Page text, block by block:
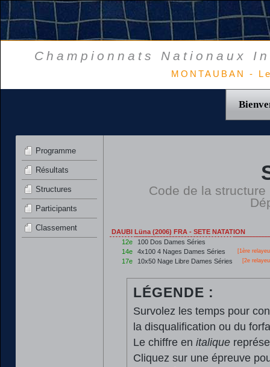
Championnats Nationaux
MONTAUBAN -
Programme
Résultats
Structures
Participants
Classement
Code de la
DAUBI Lüna (2006) FRA - SETE NATATION
12e
100 Dos Dames Séries
14e
4x100 4 Nages Dames Séries [1ère
17e 10x50 Nage Libre Dames Séries [2e
LÉGENDE :
Survolez les temps pour
la disqualification ou du
Le chiffre en italique
Cliquez sur une épreuve